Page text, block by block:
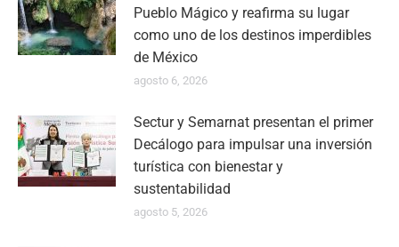
Pueblo Mágico y reafirma su lugar
como uno de los destinos imperdibles
de México
agosto 6, 2026
Sectur y Semarnat presentan el primer
Decálogo para impulsar una inversión
turística con bienestar y
sustentabilidad
agosto 5, 2026